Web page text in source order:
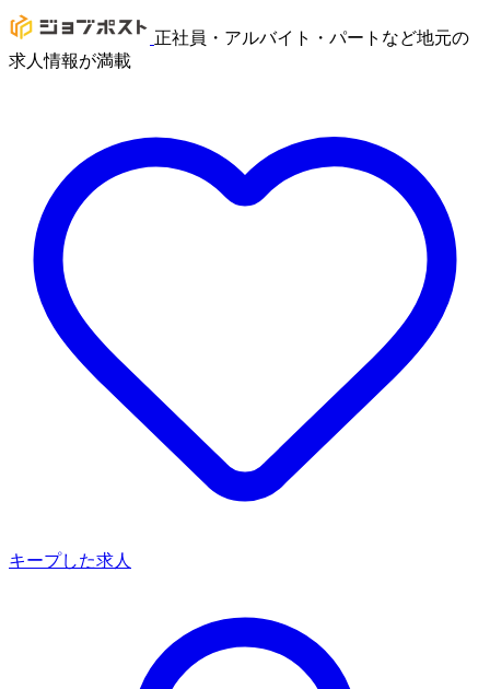
正社員・アルバイト・パートなど地元の
求人情報が満載
キープした求人